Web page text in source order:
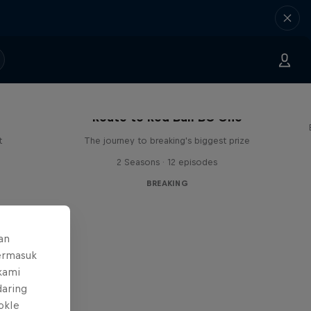
Route to Red Bull BC One
The journey to breaking's biggest prize
2 Seasons · 12 episodes
BREAKING